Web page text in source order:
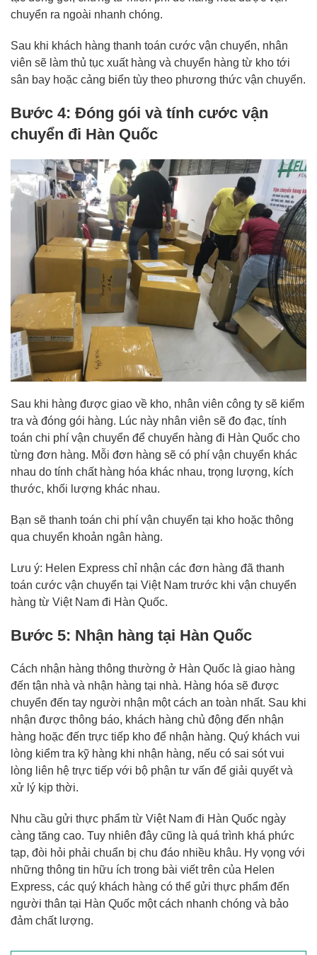
chuyển ra ngoài nhanh chóng.
Sau khi khách hàng thanh toán cước vận chuyển, nhân
viên sẽ làm thủ tục xuất hàng và chuyển hàng từ kho tới
sân bay hoặc cảng biển tùy theo phương thức vận chuyển.
Bước 4: Đóng gói và tính cước vận
chuyển đi Hàn Quốc
Sau khi hàng được giao về kho, nhân viên công ty sẽ kiểm
tra và đóng gói hàng. Lúc này nhân viên sẽ đo đạc, tính
toán chi phí vận chuyển để chuyển hàng đi Hàn Quốc cho
từng đơn hàng. Mỗi đơn hàng sẽ có phí vận chuyển khác
nhau do tính chất hàng hóa khác nhau, trọng lượng, kích
thước, khối lượng khác nhau.
Bạn sẽ thanh toán chi phí vận chuyển tại kho hoặc thông
qua chuyển khoản ngân hàng.
Lưu ý: Helen Express chỉ nhận các đơn hàng đã thanh
toán cước vận chuyển tại Việt Nam trước khi vận chuyển
hàng từ Việt Nam đi Hàn Quốc.
Bước 5: Nhận hàng tại Hàn Quốc
Cách nhận hàng thông thường ở Hàn Quốc là giao hàng
đến tận nhà và nhận hàng tại nhà. Hàng hóa sẽ được
chuyển đến tay người nhận một cách an toàn nhất. Sau khi
nhận được thông báo, khách hàng chủ động đến nhận
hàng hoặc đến trực tiếp kho để nhận hàng. Quý khách vui
lòng kiểm tra kỹ hàng khi nhận hàng, nếu có sai sót vui
lòng liên hệ trực tiếp với bộ phận tư vấn để giải quyết và
xử lý kịp thời.
Nhu cầu gửi thực phẩm từ Việt Nam đi Hàn Quốc ngày
càng tăng cao. Tuy nhiên đây cũng là quá trình khá phức
tạp, đòi hỏi phải chuẩn bị chu đáo nhiều khâu. Hy vọng với
những thông tin hữu ích trong bài viết trên của Helen
Express, các quý khách hàng có thể gửi thực phẩm đến
người thân tại Hàn Quốc một cách nhanh chóng và bảo
đảm chất lượng.